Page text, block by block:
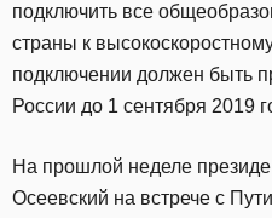
подключить все
страны к
подключении должен быть
России до 1 сентября 2019
На прошлой неделе
Осеевский на встрече с